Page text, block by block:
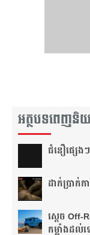
អត្ថបទពេញនិ
ជំនឿ​ផ្សេង
ដាក់​ប្រាក់​ក
ស្តេច Off-
កម្លាំងដល់